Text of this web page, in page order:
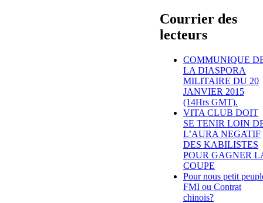
Courrier des
lecteurs
COMMUNIQUE
LA DIASPORA
MILITAIRE DU 20
JANVIER 2015
(14Hrs GMT).
VITA CLUB DOIT
SE TENIR LOIN
L’AURA NEGATIF
DES KABILISTES
POUR GAGNER
COUPE
Pour nous petit
FMI ou Contrat
chinois?